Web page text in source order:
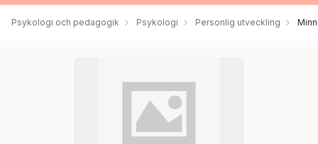
Psykologi och pedagogik Psykologi Personlig utveckling